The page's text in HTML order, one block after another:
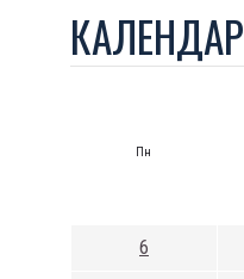
КАЛЕНДАР
Пн
6